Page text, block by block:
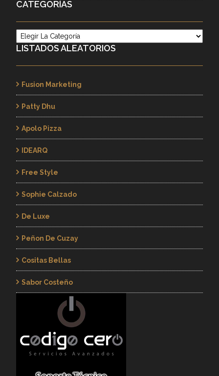
CATEGORÍAS
Categorías
LISTADOS ALEATORIOS
Fusion Marketing
Patty Dhu
Apolo Pizza
IDEARQ
Free Style
Sophie Calzado
De Luxe
Peñon De Cuzay
Cositas Bellas
Sabor Costeño